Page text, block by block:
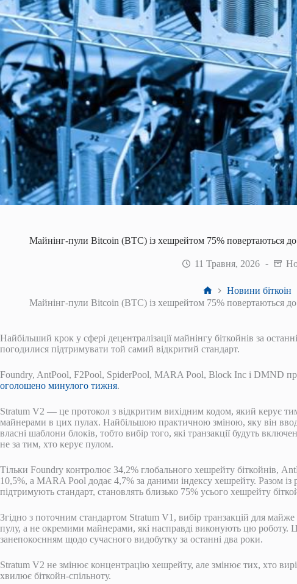
Майнінг-пули Bitcoin (BTC) із хешрейтом 75% повертаються до
11 Травня, 2026
Головна
Новини біткоін
Майнінг-пули Bitcoin (BTC) із хешрейтом 75% повертаються до
Найбільший крок у сфері децентралізації майнінгу біткойнів за
погодилися підтримувати той самий відкритий стандарт.
Foundry, AntPool, F2Pool, SpiderPool, MARA Pool, Block Inc і DMND
оголошено минулого тижня.
Stratum V2 — це протокол з відкритим вихідним кодом, який керує
майнерами в цих пулах. Найбільшою практичною зміною, яку він
власні шаблони блоків, тобто вибір того, які транзакції будуть
не за тим, хто керує пулом.
Тільки Foundry контролює 34,2% глобального хешрейту біткойнів,
10,5%, а MARA Pool додає 4,7% за даними індексу хешрейту. Разом із
підтримують стандарт, становлять близько 75% усього хешрейту
Згідно з поточним стандартом Stratum V1, вибір транзакцій для
пулу, а не окремими майнерами, які насправді виконують цю роботу.
занепокоєнням щодо сучасного видобутку за останні два роки.
Stratum V2 не змінює концентрацію хешрейту, але змінює тих, хто
хвилює біткойн-спільноту.